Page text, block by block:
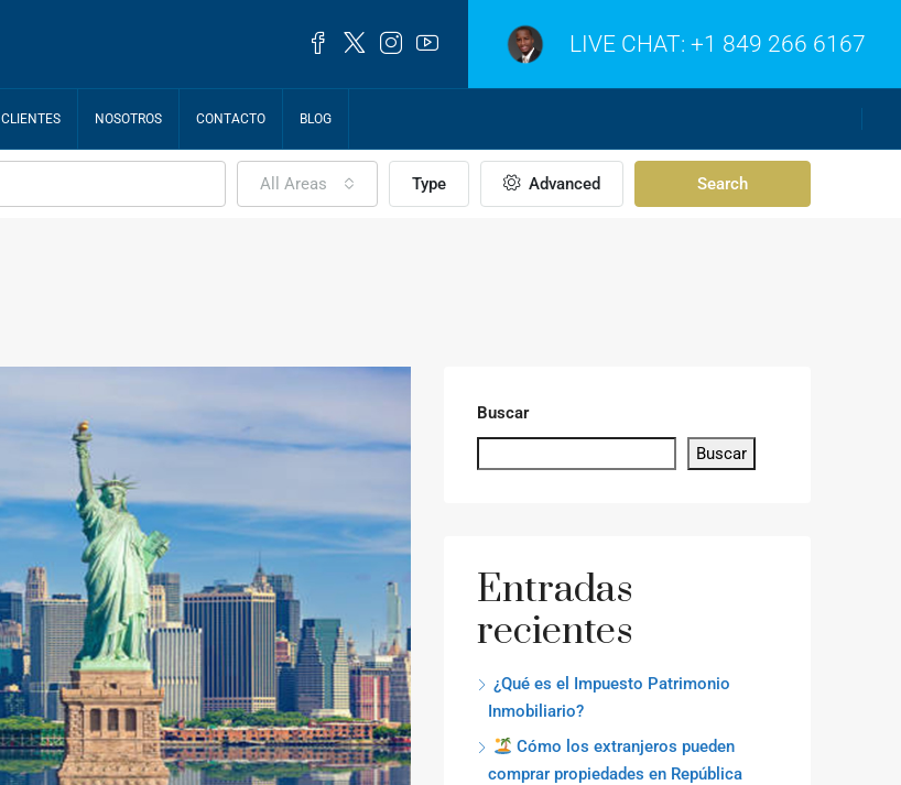
LIVE CHAT: +1 849 266 6167
CLIENTES NOSOTROS CONTACTO BLOG
All Areas Type Advanced Search
Buscar
Buscar
Entradas
recientes
¿Qué es el Impuesto Patrimonio
Inmobiliario?
Cómo los extranjeros pueden
comprar propiedades en República